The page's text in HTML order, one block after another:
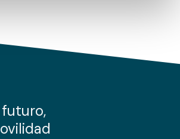
uso que haga del sitio web con
de redes sociales, publicidad y análisis